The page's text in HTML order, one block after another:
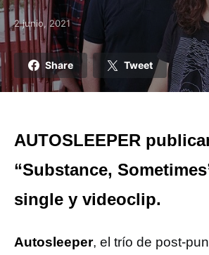
Posted on
2 junio, 2021
Share Tweet
AUTOSLEEPER
“Substance,
single y videoclip.
Autosleeper, el trío de post-